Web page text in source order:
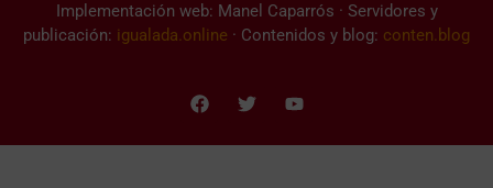
Implementación web: Manel Caparrós · Servidores y
publicación: igualada.online · Contenidos y blog: conten.blog